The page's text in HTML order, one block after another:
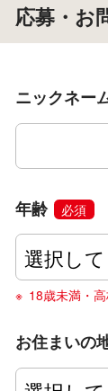
応募・お
ニックネー
年齢 必須
18歳未満・
お住まいの